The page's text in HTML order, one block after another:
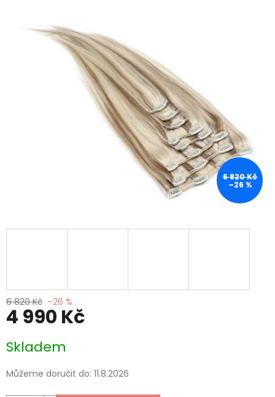
6 820 Kč
–26 %
6 820 Kč –26 %
4 990 Kč
cena:
Skladem
Můžeme doručit do: 11.8.2026